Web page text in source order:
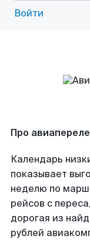
Войти
Про
Календарь
показывает
неделю по
рейсов с
дорогая из
рублей